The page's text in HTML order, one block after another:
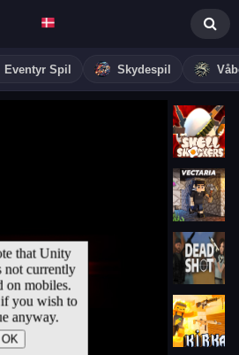
Eventyr Spil Skydespil